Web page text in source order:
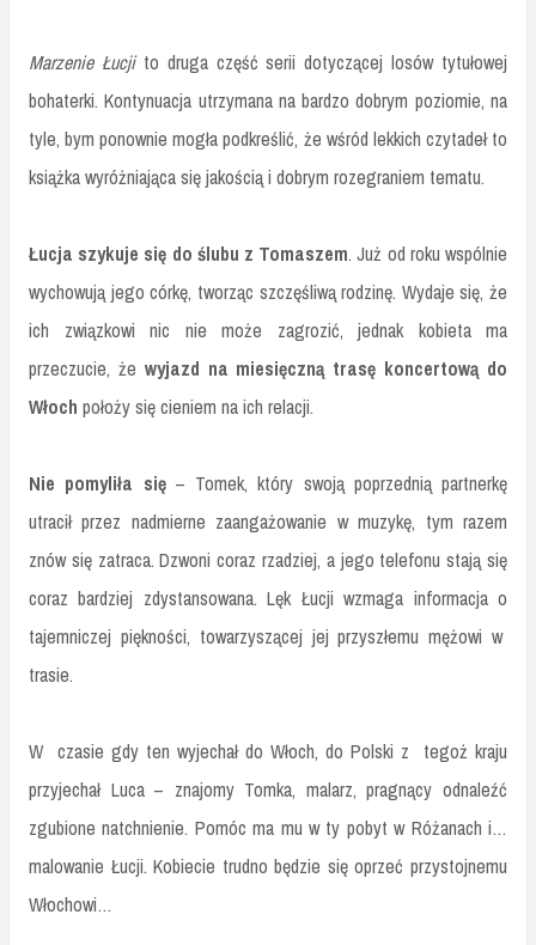
Marzenie Łucji to druga część serii dotyczącej losów tytułowej
bohaterki. Kontynuacja utrzymana na bardzo dobrym poziomie, na
tyle, bym ponownie mogła podkreślić, że wśród lekkich czytadeł to
książka wyróżniająca się jakością i dobrym rozegraniem tematu.
Łucja szykuje się do ślubu z Tomaszem. Już od roku wspólnie
wychowują jego córkę, tworząc szczęśliwą rodzinę. Wydaje się, że
ich związkowi nic nie może zagrozić, jednak kobieta ma
przeczucie, że wyjazd na miesięczną trasę koncertową do
Włoch położy się cieniem na ich relacji.
Nie pomyliła się– Tomek, który swoją poprzednią partnerkę
utracił przez nadmierne zaangażowanie w muzykę, tym razem
znów się zatraca. Dzwoni coraz rzadziej, a jego telefonu stają się
coraz bardziej zdystansowana. Lęk Łucji wzmaga informacja o
tajemniczej piękności, towarzyszącej jej przyszłemu mężowi w
trasie.
W czasie gdy ten wyjechał do Włoch, do Polski z tegoż kraju
przyjechał Luca – znajomy Tomka, malarz, pragnący odnaleźć
zgubione natchnienie. Pomóc ma mu w ty pobyt w Różanach i…
malowanie Łucji. Kobiecie trudno będzie się oprzeć przystojnemu
Włochowi…